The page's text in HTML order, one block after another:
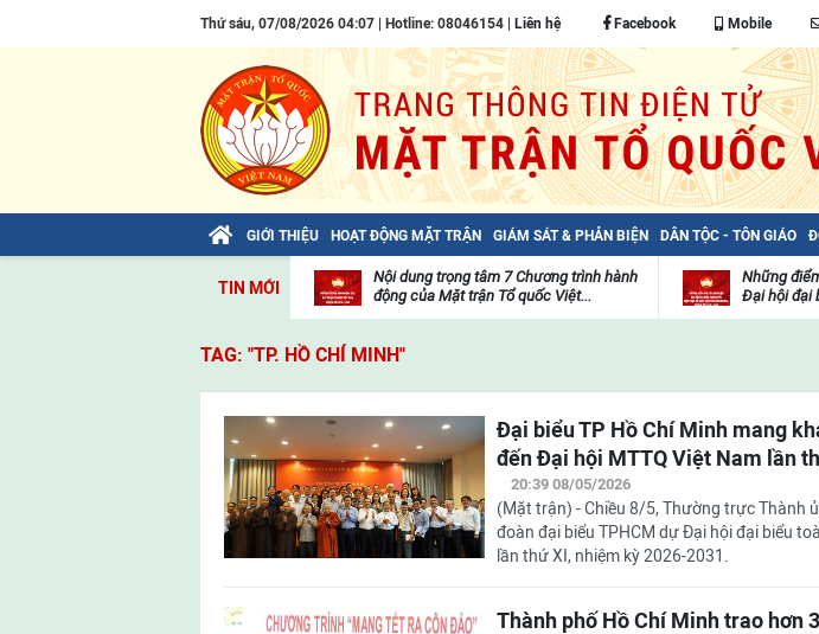
Thứ sáu, 07/08/2026 04:07 | Hotline: 08046154 | Liên hệ Facebook Mobile
GIỚI THIỆU HOẠT ĐỘNG MẶT TRẬN GIÁM SÁT & PHẢN BIỆN DÂN TỘC - TÔN GIÁO
TIN MỚI
Bài viết của Tổng Bí thư Tô Lâm: TIẾN
viện
Nội dung trọng tâm 7 Chương trình hành
động của Mặt trận Tổ quốc Việt...
Những
Đại hội đại
TAG: "TP. HỒ CHÍ MINH"
Đại biểu TP Hồ Chí Minh mang
đến Đại hội MTTQ Việt Nam lần
20:39 08/05/2026
(Mặt trận) - Chiều 8/5, Thường trực Thành
đoàn đại biểu TPHCM dự Đại hội đại biểu
lần thứ XI, nhiệm kỳ 2026-2031.
Thành phố Hồ Chí Minh trao hơn